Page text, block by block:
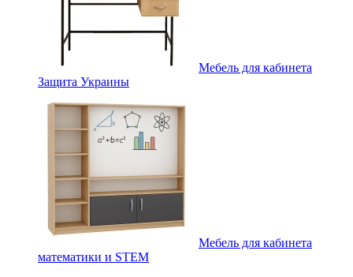
Мебель для кабинета
Защита Украины
Мебель для кабинета
математики и STEM